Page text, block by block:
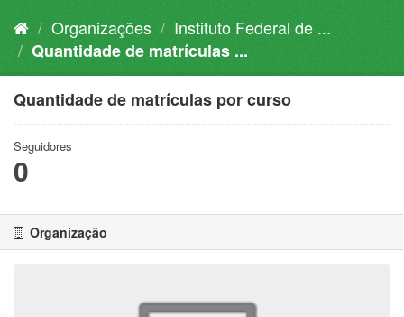
Organizações
Instituto Federal de ...
Quantidade de matrículas ...
Quantidade de matrículas por curso
Seguidores
0
Organização